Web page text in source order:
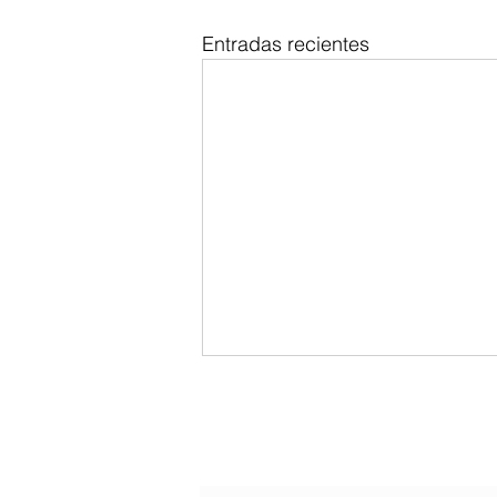
Entradas recientes